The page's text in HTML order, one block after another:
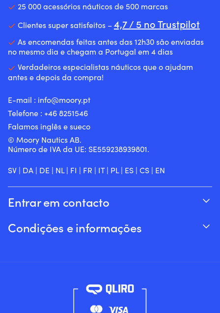
25 000 acessórios náuticos de 500 marcas
Clientes super satisfeitos –4,7 / 5 no Trustpilot
As encomendas feitas antes das 12h30 são enviadas
no mesmo dia e chegam a Portugal em 4 dias
Verdadeiros especialistas náuticos que o ajudam
antes e depois da compra!
E-mail : info@moory.pt
Telefone : +46 8251546
Falamos inglês e sueco
© Moory Nautics AB.
Número de IVA da UE: SE559238939801.
SV | DA | DE | NL| FI | FR | IT| PL| ES | CS | EN
Entrar em contacto
Sobre a Moory
Condições e informações
Devoluções e reembolsos
Termos e Condições